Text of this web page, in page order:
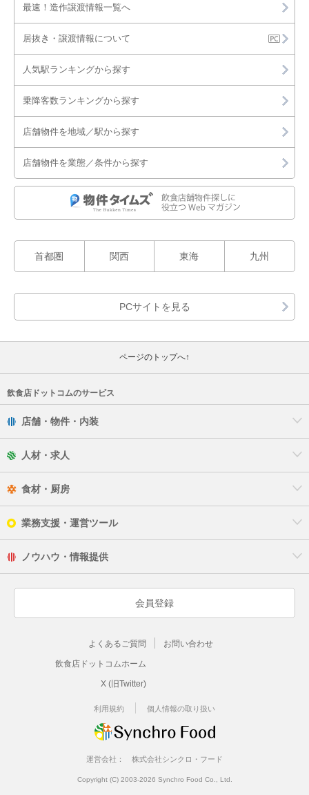
最速！造作譲渡情報一覧へ
居抜き・譲渡情報について
人気駅ランキングから探す
乗降客数ランキングから探す
店舗物件を地域／駅から探す
店舗物件を業態／条件から探す
首都圏 関西 東海 九州
ページのトップへ↑
飲食店ドットコムのサービス
店舗・物件・内装
人材・求人
食材・厨房
業務支援・運営ツール
ノウハウ・情報提供
会員登録
よくあるご質問 お問い合わせ
飲食店ドットコムホーム
X (旧Twitter)
利用規約 個人情報の取り扱い
運営会社： 株式会社シンクロ・フード
Copyright (C) 2003-2026 Synchro Food Co., Ltd.